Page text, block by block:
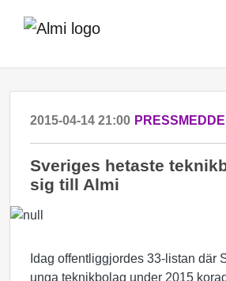
2015-04-14 21:00
Sveriges hetaste
sig till Almi
Idag offentliggjordes 33-listan där
unga teknikbolag under 2015